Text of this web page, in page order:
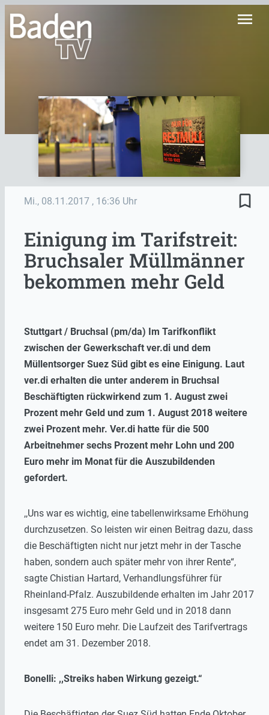
menu
Mi., 08.11.2017 , 16:36 Uhr bookmark_border
Einigung im Tarifstreit:
Bruchsaler Müllmänner
bekommen mehr Geld
Stuttgart / Bruchsal (pm/da) Im Tarifkonflikt
zwischen der Gewerkschaft ver.di und dem
Müllentsorger Suez Süd gibt es eine Einigung. Laut
ver.di erhalten die unter anderem in Bruchsal
Beschäftigten rückwirkend zum 1. August zwei
Prozent mehr Geld und zum 1. August 2018 weitere
zwei Prozent mehr. Ver.di hatte für die 500
Arbeitnehmer sechs Prozent mehr Lohn und 200
Euro mehr im Monat für die Auszubildenden
gefordert.
,,Uns war es wichtig, eine tabellenwirksame Erhöhung
durchzusetzen. So leisten wir einen Beitrag dazu, dass
die Beschäftigten nicht nur jetzt mehr in der Tasche
haben, sondern auch später mehr von ihrer Rente“,
sagte Chistian Hartard, Verhandlungsführer für
Rheinland-Pfalz. Auszubildende erhalten im Jahr 2017
insgesamt 275 Euro mehr Geld und in 2018 dann
weitere 150 Euro mehr. Die Laufzeit des Tarifvertrags
endet am 31. Dezember 2018.
Bonelli: ,,Streiks haben Wirkung gezeigt.“